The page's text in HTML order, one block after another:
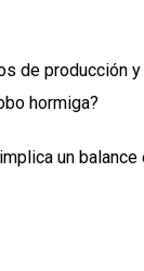
de producción
hormiga?
un